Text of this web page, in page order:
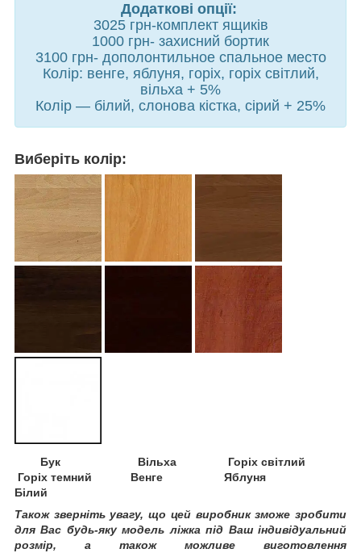
Додатковi опцiї:
3025 грн-комплeкт ящиків
1000 грн- захисний бортик
3100 грн- допoлонтильноe cпaльноe мecтo
Колір: венге, яблуня, горіх, горіх світлий,
вільха + 5%
Колір — білий, слонова кістка, сірий + 25%
Виберіть колір:
Бук Вільха Горіх світлий
Горіх темний Венге Яблуня
Білий
Також зверніть увагу, що цей виробник зможе зробити
для Вас будь-яку модель ліжка під Ваш індивідуальний
розмір, а також можливе виготовлення